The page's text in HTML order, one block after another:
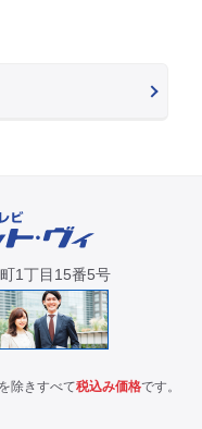
1丁目15番5号
除きすべて税込み価格です。